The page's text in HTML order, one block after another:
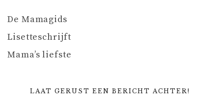
De Mamagids
Lisetteschrijft
Mama’s liefste
LAAT GERUST EEN BERICHT ACHTER!